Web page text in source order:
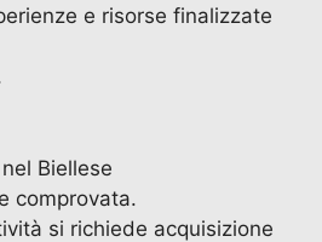
e risorse finalizzate
Biellese
comprovata.
si richiede acquisizione